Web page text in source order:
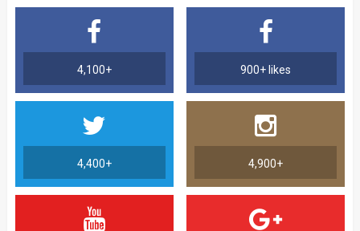
4,100+ 900+ likes
4,400+ 4,900+